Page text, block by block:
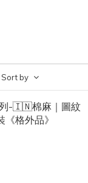
Sort by